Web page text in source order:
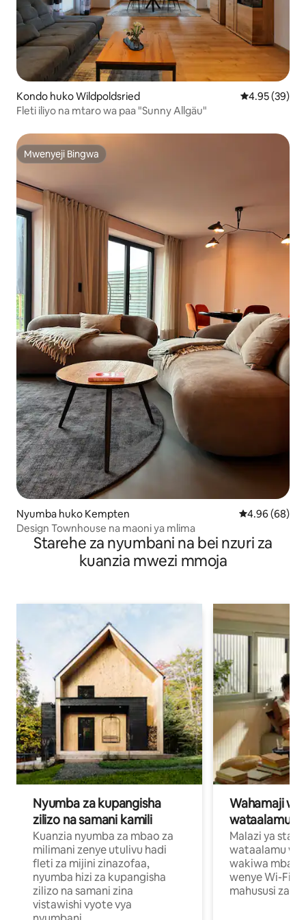
Kondo huko Wildpoldsried Ukadiriaji wa
4.95 (39)
Fleti iliyo na mtaro wa paa "Sunny Allgäu"
Mwenyeji Bingwa
Mwenyeji Bingwa
Nyumba huko Kempten Ukadiriaji wa
4.96 (68)
Design Townhouse na maoni ya mlima
Starehe za nyumbani na bei nzuri za
kuanzia mwezi mmoja
Nyumba za kupangisha
zilizo na samani kamili
Kuanzia nyumba za mbao za
milimani zenye utulivu hadi
fleti za mijini zinazofaa,
nyumba hizi za kupangisha
zilizo na samani zina
vistawishi vyote vya
Wahamaji
wataalamu
Malazi ya
wataalamu
wakiwa mbali
wenye Wi-Fi
mahususi za